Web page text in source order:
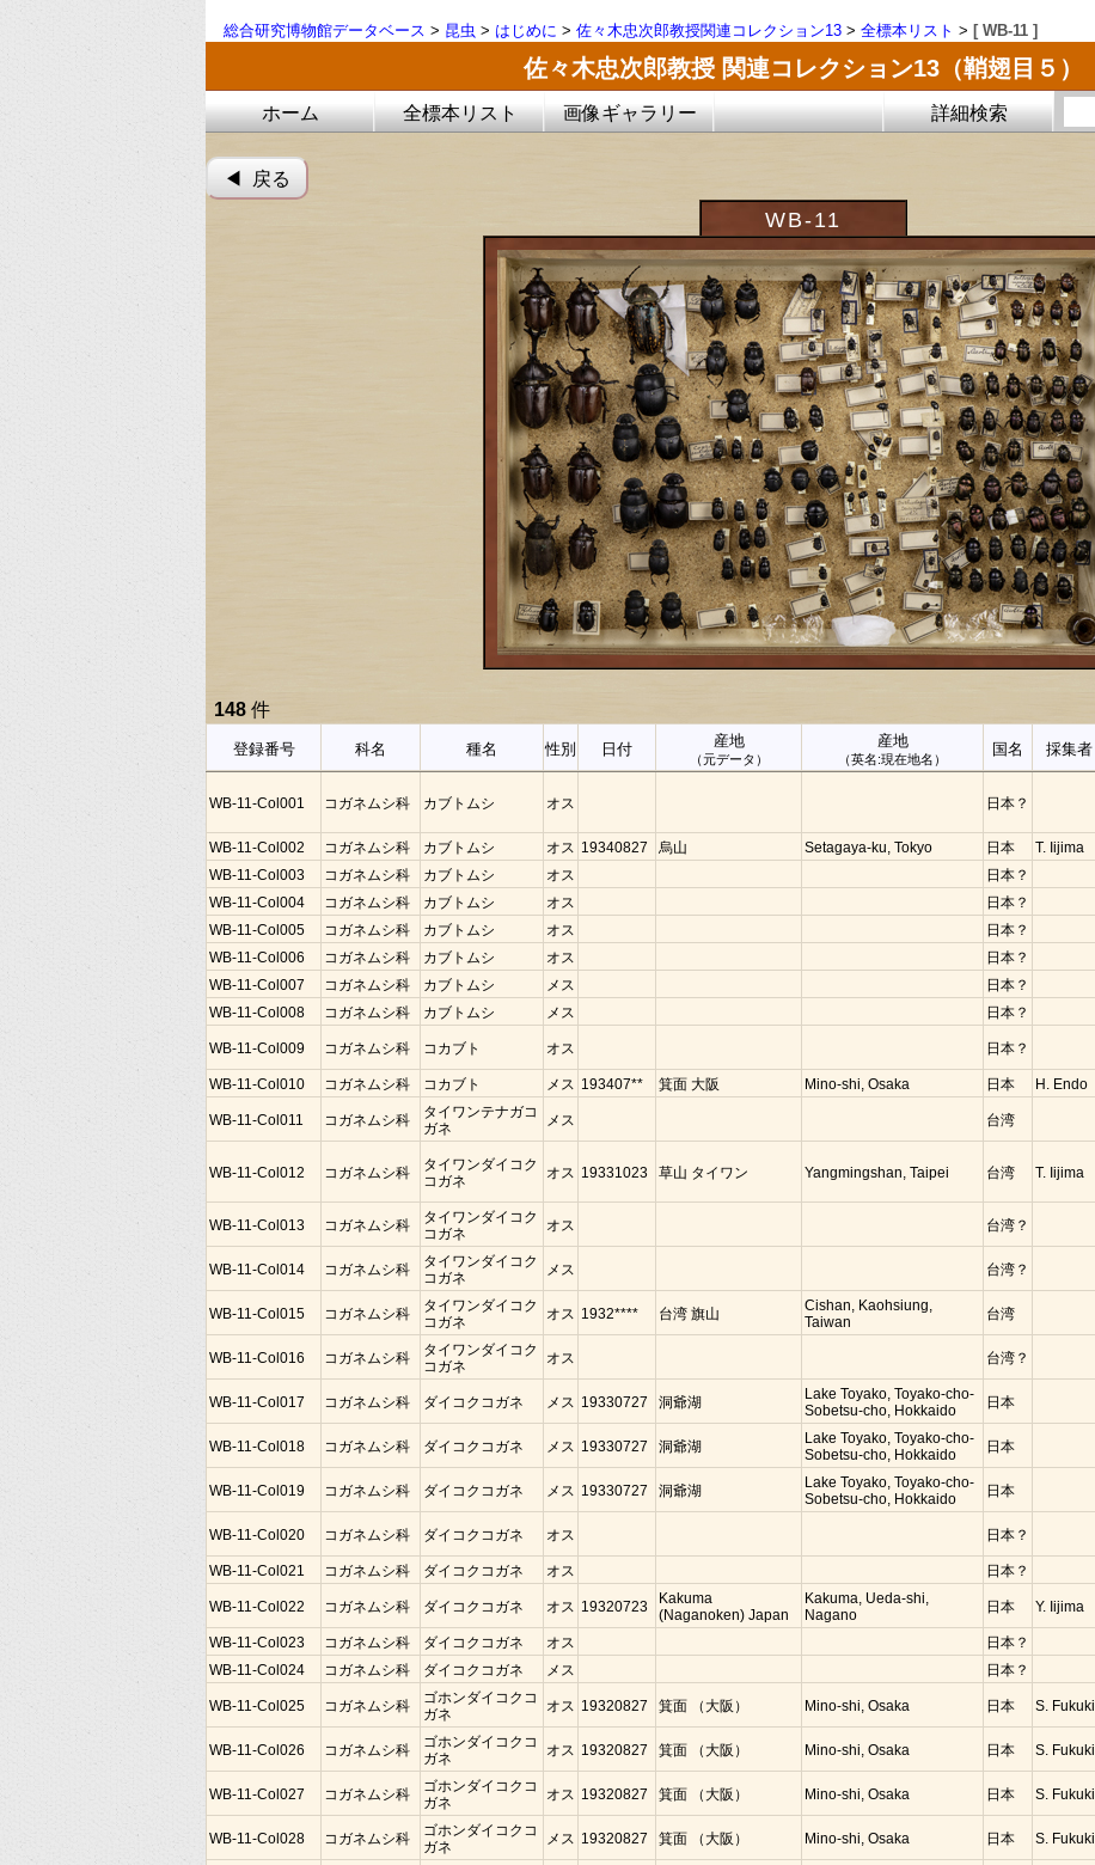
総合研究博物館データベース > 昆虫 > はじめに > 佐々木忠次郎教授関連コレクション13 > 全標本リスト > [ WB-11 ]
佐々木忠次郎教授 関連コレクション13（鞘翅目５）
ホーム 全標本リスト 画像ギャラリー 詳細検索
◀︎ 戻る
WB-11
148 件
登録番号 科名 種名 性別 日付 産地
（元データ）
産地
（英名:現在地名）
国名 採集者
WB-11-Col001 コガネムシ科 カブトムシ オス 日本？
WB-11-Col002
コガネムシ科 カブトムシ オス 19340827 烏山 Setagaya-ku, Tokyo 日本
T. Iijima
WB-11-Col003
コガネムシ科 カブトムシ オス 日本？
WB-11-Col004
コガネムシ科 カブトムシ オス 日本？
WB-11-Col005
コガネムシ科 カブトムシ オス 日本？
WB-11-Col006
コガネムシ科 カブトムシ オス 日本？
WB-11-Col007
コガネムシ科 カブトムシ メス 日本？
WB-11-Col008
コガネムシ科 カブトムシ メス 日本？
WB-11-Col009 コガネムシ科 コカブト オス 日本？
WB-11-Col010
コガネムシ科 コカブト メス 193407** 箕面 大阪 Mino-shi, Osaka 日本 H. Endo
WB-11-Col011 コガネムシ科
タイワンテナガコ
ガネ
メス 台湾
WB-11-Col012 コガネムシ科
タイワンダイコク
コガネ
オス 19331023 草山 タイワン Yangmingshan, Taipei 台湾 T. Iijima
WB-11-Col013 コガネムシ科
タイワンダイコク
コガネ
オス 台湾？
WB-11-Col014 コガネムシ科
タイワンダイコク
コガネ
メス 台湾？
WB-11-Col015 コガネムシ科
タイワンダイコク
コガネ
オス 1932**** 台湾 旗山
Cishan, Kaohsiung,
Taiwan
台湾
WB-11-Col016 コガネムシ科
タイワンダイコク
コガネ
オス 台湾？
WB-11-Col017 コガネムシ科 ダイコクコガネ メス 19330727 洞爺湖
Lake Toyako, Toyako-cho-
Sobetsu-cho, Hokkaido
日本
WB-11-Col018 コガネムシ科 ダイコクコガネ メス 19330727 洞爺湖
Lake Toyako, Toyako-cho-
Sobetsu-cho, Hokkaido
日本
WB-11-Col019 コガネムシ科 ダイコクコガネ メス 19330727 洞爺湖
Lake Toyako, Toyako-cho-
Sobetsu-cho, Hokkaido
日本
WB-11-Col020 コガネムシ科 ダイコクコガネ オス 日本？
WB-11-Col021
コガネムシ科 ダイコクコガネ オス 日本？
WB-11-Col022 コガネムシ科 ダイコクコガネ オス 19320723
Kakuma
(Naganoken) Japan
Kakuma, Ueda-shi,
Nagano
日本 Y. Iijima
WB-11-Col023
コガネムシ科 ダイコクコガネ オス 日本？
WB-11-Col024
コガネムシ科 ダイコクコガネ メス 日本？
WB-11-Col025 コガネムシ科
ゴホンダイコクコ
ガネ
オス 19320827 箕面 （大阪） Mino-shi, Osaka 日本 S. Fukuki
WB-11-Col026 コガネムシ科
ゴホンダイコクコ
ガネ
オス 19320827 箕面 （大阪） Mino-shi, Osaka 日本 S. Fukuki
WB-11-Col027 コガネムシ科
ゴホンダイコクコ
ガネ
オス 19320827 箕面 （大阪） Mino-shi, Osaka 日本 S. Fukuki
WB-11-Col028 コガネムシ科
ゴホンダイコクコ
ガネ
メス 19320827 箕面 （大阪） Mino-shi, Osaka 日本 S. Fukuki